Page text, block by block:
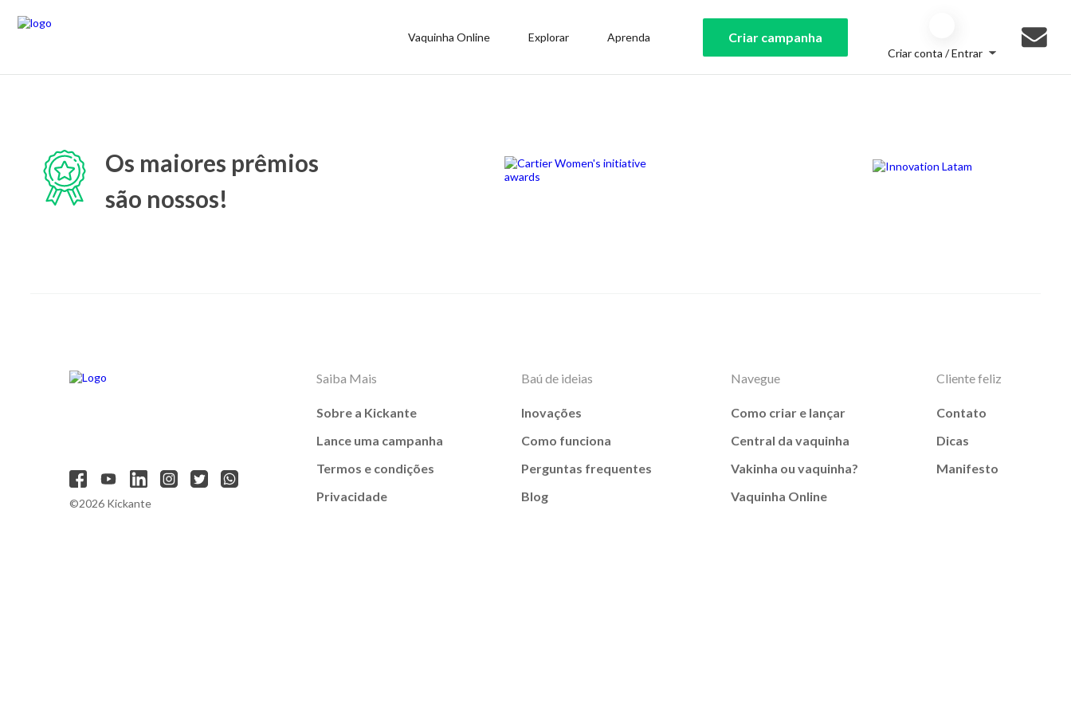
Vaquinha Online Explorar Aprenda Criar campanha
Criar conta / Entrar
Os maiores prêmios
são nossos!
©2026 Kickante
Saiba Mais
Sobre a Kickante
Lance uma campanha
Termos e condições
Privacidade
Baú de ideias
Inovações
Como funciona
Perguntas frequentes
Blog
Navegue
Como criar e lançar
Central da vaquinha
Vakinha ou vaquinha?
Vaquinha Online
Cliente feliz
Contato
Dicas
Manifesto